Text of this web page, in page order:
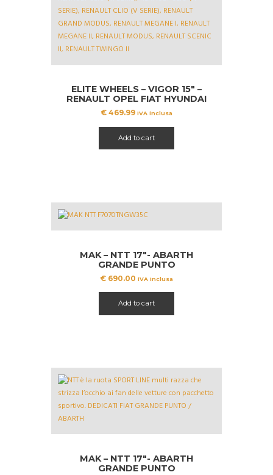
ELITE WHEELS – VIGOR 15″ –
RENAULT OPEL FIAT HYUNDAI
NISSAN TOYOTA DACIA
€ 469.99 IVA inclusa
Add to cart
MAK – NTT 17″- ABARTH
GRANDE PUNTO
€ 690.00 IVA inclusa
Add to cart
MAK – NTT 17″- ABARTH
GRANDE PUNTO